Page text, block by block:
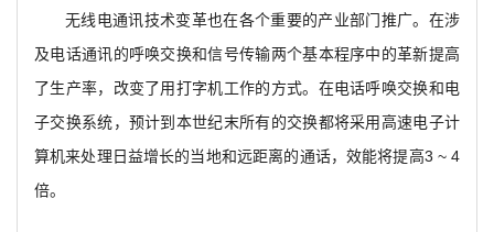
无线电通讯技术变革也在各个重要的产业部门推广。在涉
及电话通讯的呼唤交换和信号传输两个基本程序中的革新提高
了生产率，改变了用打字机工作的方式。在电话呼唤交换和电
子交换系统，预计到本世纪末所有的交换都将采用高速电子计
算机来处理日益增长的当地和远距离的通话，效能将提高3 ~ 4
倍。